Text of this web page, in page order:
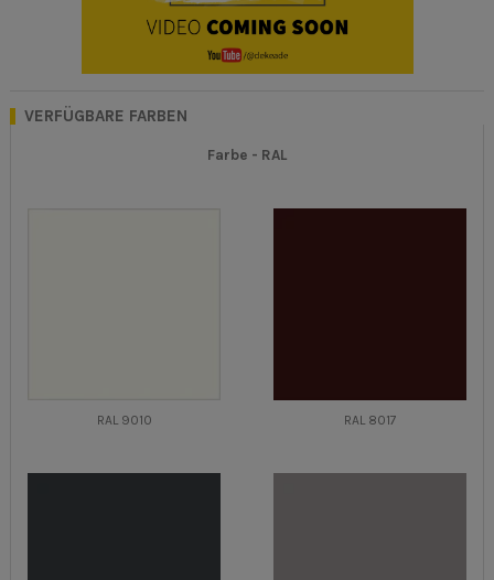
VERFÜGBARE FARBEN
Farbe - RAL
RAL 9010 RAL 8017